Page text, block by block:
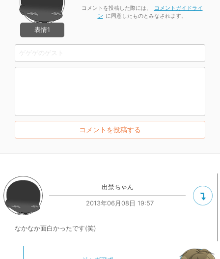
コメントを投稿した際には、
コメントガイドライ
ン に同意したものとみなされます。
表情1
出禁ちゃん
2013年06月08日 19:57
なかなか面白かったです(笑)